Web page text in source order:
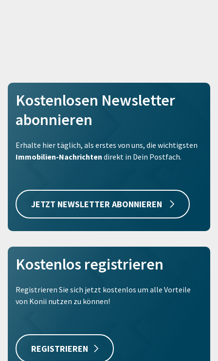
Kostenlosen Newsletter
abonnieren
Erhalte hier täglich, als erstes von uns, die wichtigsten
Immobilien-Nachrichten direkt in Dein Postfach.
JETZT NEWSLETTER ABONNIEREN
Kostenlos registrieren
Registrieren Sie sich jetzt kostenlos um alle Vorteile
von Konii nutzen zu können!
REGISTRIEREN